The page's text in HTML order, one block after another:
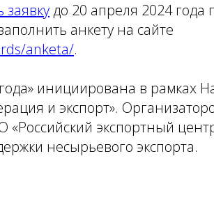
заявку до 20 апреля 2024 года
анкету на сайте
anketa/.
инициирована в рамках
и экспорт».
экспортный
несырьевого экспорта.